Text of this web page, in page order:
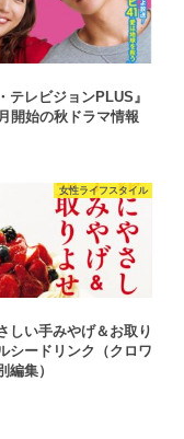
テレビジョンPLUS』
開始の秋ドラマ情報
女性ライフスタイル
しい手みやげ＆お取り
シードリンク（クロワ
編集）